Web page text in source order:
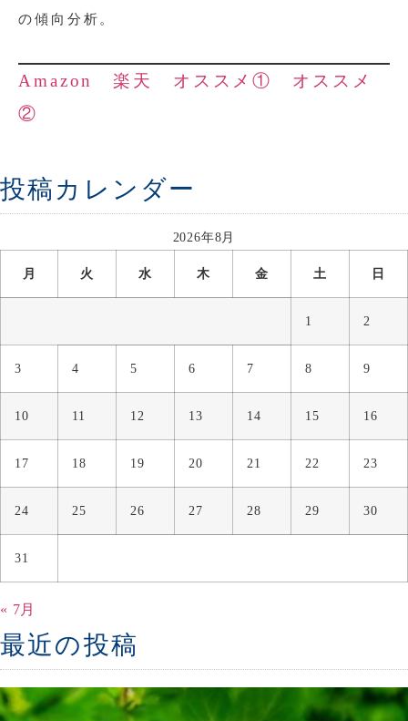
の傾向分析。
Amazon 楽天 オススメ①
オススメ
②
投稿カレンダー
2026年8月
月 火 水 木 金 土 日
1 2
3 4 5 6 7 8 9
10 11 12 13 14 15 16
17 18 19 20 21 22 23
24 25 26 27 28 29 30
31
« 7月
最近の投稿